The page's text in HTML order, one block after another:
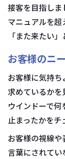
接客を目指しま
マニュアルを
「また来たい
お客様のニ
お客様に気持
求めているかを
ウインドーで
止まったかをチ
お客様の視線や
言葉にされてい